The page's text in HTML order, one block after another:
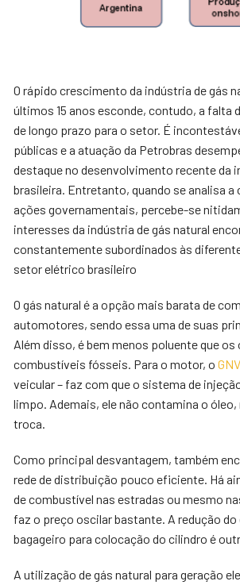
O rápido crescimento da indústria de gás
últimos 15 anos esconde, contudo, a falta
de longo prazo para o setor. É
públicas e a atuação da Petrobras
destaque no desenvolvimento recente da
brasileira. Entretanto, quando se analisa a
ações governamentais, percebe-se
interesses da indústria de gás natural
constantemente subordinados às
setor elétrico brasileiro
O gás natural é a opção mais barata de
automotores, sendo essa uma de suas
Além disso, é bem menos poluente que os
combustíveis fósseis. Para o motor, oGNV
veicular – faz com que o sistema de
limpo. Ademais, ele não contamina o óleo,
troca.
Como principal desvantagem, também
rede de distribuição pouco eficiente. Há
de combustível nas estradas ou mesmo
faz o preço oscilar bastante. A redução do
bagageiro para colocação do cilindro é
A utilização de gás natural para geração